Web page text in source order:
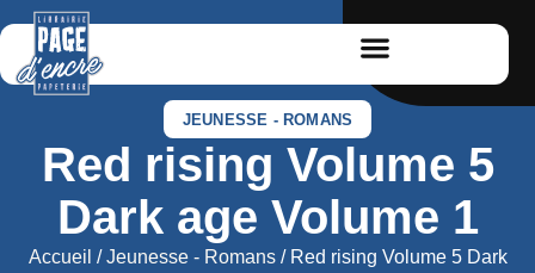
JEUNESSE - ROMANS
Red rising Volume 5
Dark age Volume 1
Accueil /Jeunesse - Romans/ Red rising Volume 5 Dark